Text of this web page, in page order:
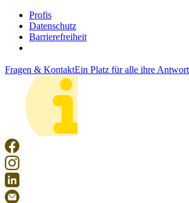
Profis
Datenschutz
Barrierefreiheit
Fragen & KontaktEin Platz für alle ihre